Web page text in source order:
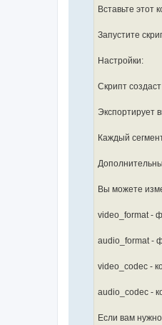
#
#
for i
#
#
Вставьте этот
Запустите
Настройки:
Скрипт
Экспортирует
Каждый
Вы можете
video_format -
audio_format -
video_codec -
audio_codec -
Если вам